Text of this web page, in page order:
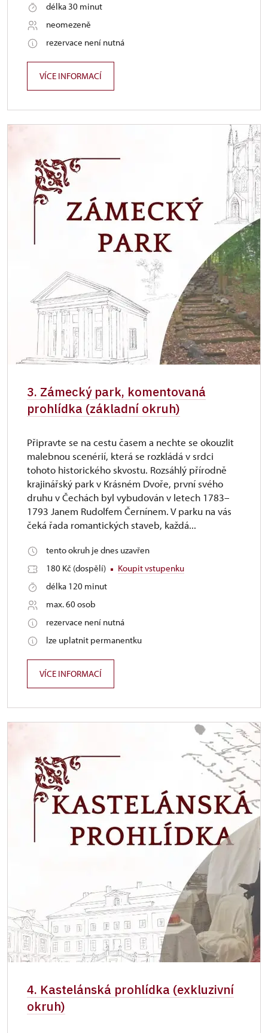
délka 30 minut
neomezeně
rezervace není nutná
VÍCE INFORMACÍ
3. Zámecký park, komentovaná
prohlídka (základní okruh)
Připravte se na cestu časem a nechte se okouzlit
malebnou scenérií, která se rozkládá v srdci
tohoto historického skvostu. Rozsáhlý přírodně
krajinářský park v Krásném Dvoře, první svého
druhu v Čechách byl vybudován v letech 1783–
1793 Janem Rudolfem Černínem. V parku na vás
čeká řada romantických staveb, každá...
tento okruh je dnes uzavřen
180 Kč (dospělí)
Koupit vstupenku
délka 120 minut
max. 60 osob
rezervace není nutná
lze uplatnit permanentku
VÍCE INFORMACÍ
4. Kastelánská prohlídka (exkluzivní
okruh)